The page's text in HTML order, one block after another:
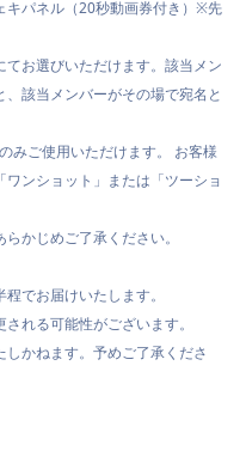
キパネル（20秒動画券付き）※先
お選びいただけます。該当メン
該当メンバーがその場で宛名と
みご使用いただけます。 お客様
ンショット」または「ツーショ
かじめご了承ください。
でお届けいたします。
れる可能性がございます。
かねます。予めご了承くださ